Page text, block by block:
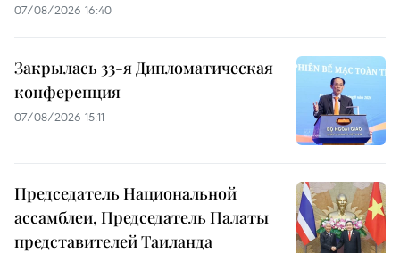
07/08/2026 16:40
Закрылась 33-я Дипломатическая
конференция
07/08/2026 15:11
Председатель Национальной
ассамблеи, Председатель Палаты
представителей Таиланда